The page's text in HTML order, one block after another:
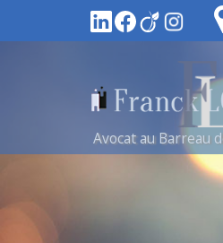
Avocat au Barreau